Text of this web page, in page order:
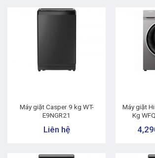
Máy giặt Casper 9 kg WT-
E9NGR21
Liên hệ
Máy giặt
Kg